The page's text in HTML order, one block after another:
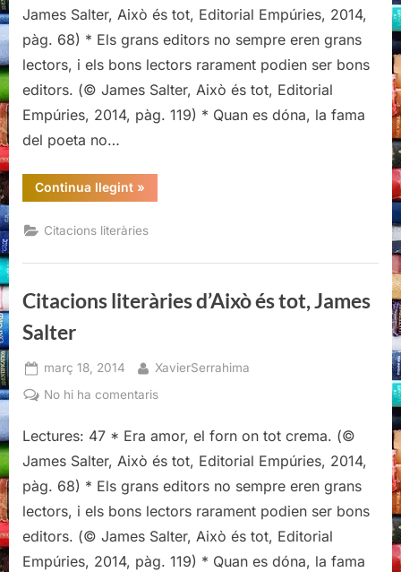
d’Això
tot,
James
Salter
James Salter, Això és tot, Editorial Empúries, 2014,
pàg. 68) * Els grans editors no sempre eren grans
lectors, i els bons lectors rarament podien ser bons
editors. (© James Salter, Això és tot, Editorial
Empúries, 2014, pàg. 119) * Quan es dóna, la fama
del poeta no…
Continua llegint“Citacions
literàries
és
tot,
Salter”
»
Citacions literàries
Citacions literàries d’Això és tot, James
Salter
Posted
on
març 18, 2014 By
XavierSerrahima
No hi ha comentarisa
literàries
d’Això
tot,
James
Salter
Lectures: 47 * Era amor, el forn on tot crema. (©
James Salter, Això és tot, Editorial Empúries, 2014,
pàg. 68) * Els grans editors no sempre eren grans
lectors, i els bons lectors rarament podien ser bons
editors. (© James Salter, Això és tot, Editorial
Empúries, 2014, pàg. 119) * Quan es dóna, la fama